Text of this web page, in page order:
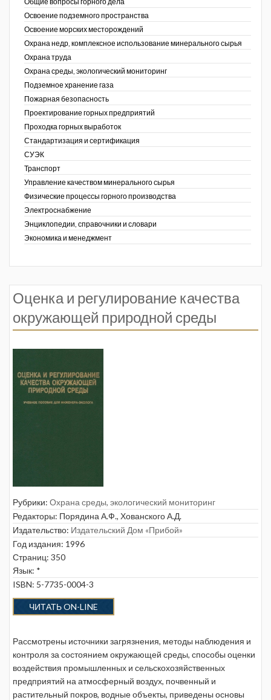
Освоение подземного пространства
Освоение морских месторождений
Охрана недр, комплексное использование минерального сырья
Охрана труда
Охрана среды, экологический мониторинг
Подземное хранение газа
Пожарная безопасность
Проектирование горных предприятий
Проходка горных выработок
Стандартизация и сертификация
СУЭК
Транспорт
Управление качеством минерального сырья
Физические процессы горного производства
Электроснабжение
Энциклопедии, справочники и словари
Экономика и менеджмент
Оценка и регулирование качества
окружающей природной среды
Рубрики: Охрана среды, экологический мониторинг
Редакторы: Порядина А.Ф., Хованского А.Д.
Издательство: Издательский Дом «Прибой»
Год издания: 1996
Страниц: 350
Язык: *
ISBN: 5-7735-0004-3
ЧИТАТЬ ON-LINE
Рассмотрены источники загрязнения, методы наблюдения и
контроля за состоянием окружающей среды, способы оценки
воздействия промышленных и сельскохозяйственных
предприятий на атмосферный воздух, почвенный и
растительный покров, водные объекты, приведены основы